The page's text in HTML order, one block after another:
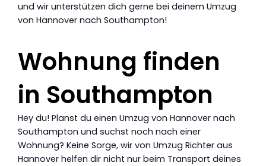
und wir unterstützen dich gerne bei deinem Umzug
von Hannover nach Southampton!
Wohnung finden
in Southampton
Hey du! Planst du einen Umzug von Hannover nach
Southampton und suchst noch nach einer
Wohnung? Keine Sorge, wir von Umzug Richter aus
Hannover helfen dir nicht nur beim Transport deines